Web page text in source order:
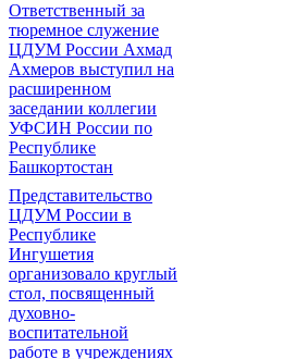
Ответственный за
тюремное служение
ЦДУМ России Ахмад
Ахмеров выступил на
расширенном
заседании коллегии
УФСИН России по
Республике
Башкортостан
Представительство
ЦДУМ России в
Республике
Ингушетия
организовало круглый
стол, посвященный
духовно-
воспитательной
работе в учреждениях